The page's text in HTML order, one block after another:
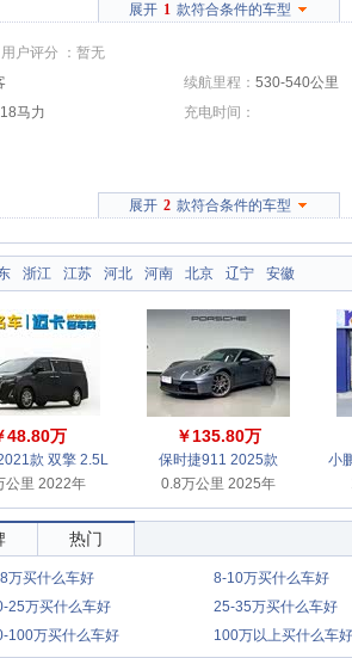
展开 1 款符合条件的车型
用户评分 ： 暂无
续航里程： 530-540公里
马力 充电时间：
展开 2 款符合条件的车型
浙江 江苏 河北 河南 北京 辽宁 安徽
48.80万
款 双擎 2.5L
豪华版
公里 2022年
￥135.80万
保时捷911 2025款
Carrera 3.0T
0.8万公里 2025年
小
热门
万买什么车好 8-10万买什么车好
25万买什么车好 25-35万买什么车好
100万买什么车好 100万以上买什么车好